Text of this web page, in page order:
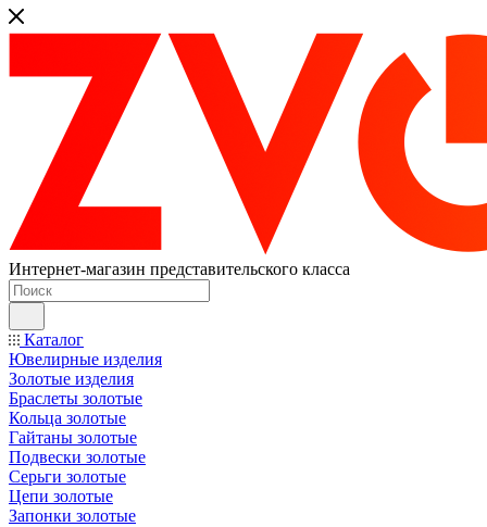
Интернет-магазин представительского класса
Каталог
Ювелирные изделия
Золотые изделия
Браслеты золотые
Кольца золотые
Гайтаны золотые
Подвески золотые
Серьги золотые
Цепи золотые
Запонки золотые